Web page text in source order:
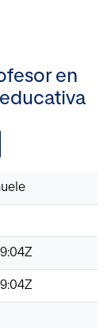
en